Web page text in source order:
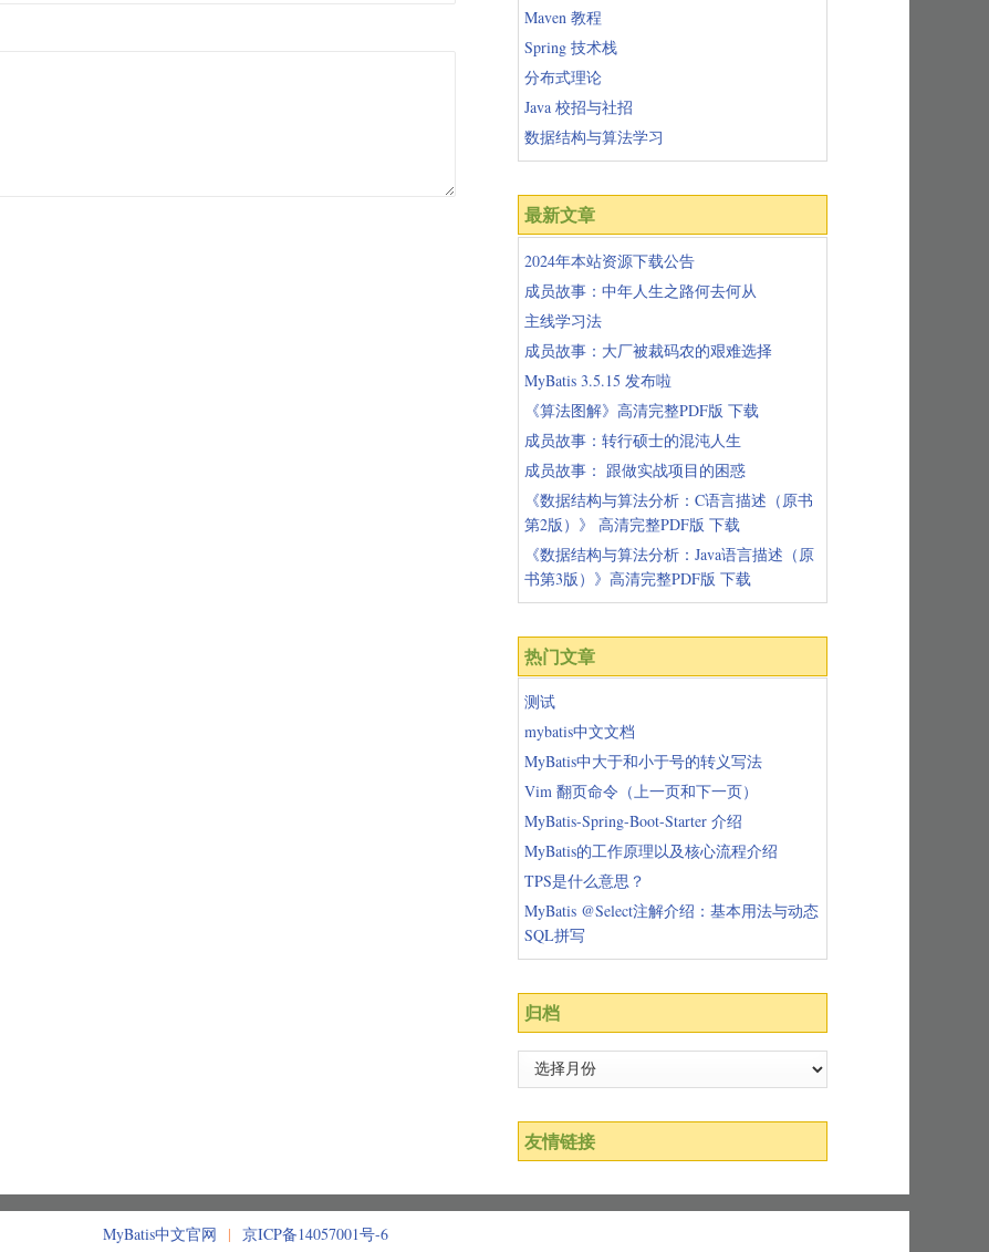
Maven 教程
Spring 技术栈
分布式理论
Java 校招与社招
数据结构与算法学习
最新文章
2024年本站资源下载公告
成员故事：中年人生之路何去何从
主线学习法
成员故事：大厂被裁码农的艰难选择
MyBatis 3.5.15 发布啦
《算法图解》高清完整PDF版 下载
成员故事：转行硕士的混沌人生
成员故事： 跟做实战项目的困惑
《数据结构与算法分析：C语言描述（原书
第2版）》 高清完整PDF版 下载
《数据结构与算法分析：Java语言描述（原
书第3版）》高清完整PDF版 下载
热门文章
测试
mybatis中文文档
MyBatis中大于和小于号的转义写法
Vim 翻页命令（上一页和下一页）
MyBatis-Spring-Boot-Starter 介绍
MyBatis的工作原理以及核心流程介绍
TPS是什么意思？
MyBatis @Select注解介绍：基本用法与动态
SQL拼写
归档
友情链接
MyBatis中文官网 | 京ICP备14057001号-6